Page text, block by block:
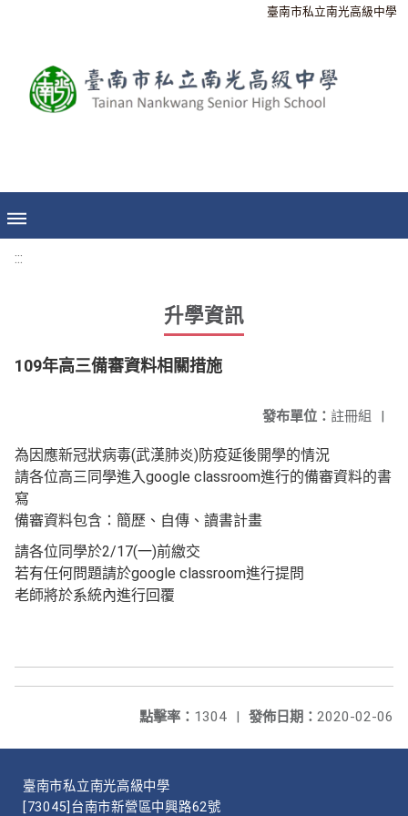
臺南市私立南光高級中學
:::
升學資訊
109年高三備審資料相關措施
發布單位： 註冊組 |
為因應新冠狀病毒(武漢肺炎)防疫延後開學的情況
請各位高三同學進入google classroom進行的備審資料的書
寫
備審資料包含：簡歷、自傳、讀書計畫
請各位同學於2/17(一)前繳交
若有任何問題請於google classroom進行提問
老師將於系統內進行回覆
發佈日期： 2020-02-06
點擊率： 1304 |
臺南市私立南光高級中學
[73045]台南市新營區中興路62號